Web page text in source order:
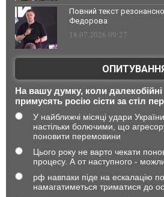
Повний текст
Федорова
18.07.2026 09:27
На вашу думку, коли далекобійні
примусять росію сісти за стіл
У найближчі місяці удари
настільки болючими, що
поновити перемовини
Цього року не варто чекати
процесу. А от наступного -
рф навпаки піде на ескалацію
намагатиметься триматися до